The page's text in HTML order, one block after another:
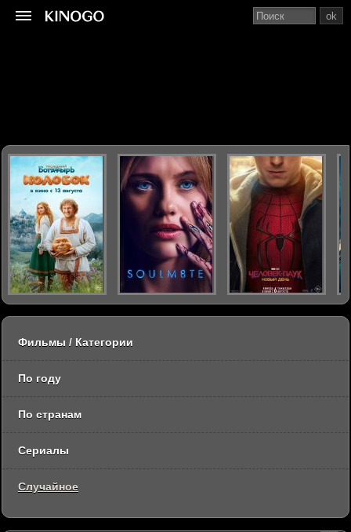
ok
Фильмы / Категории
По году
По странам
Сериалы
Случайное